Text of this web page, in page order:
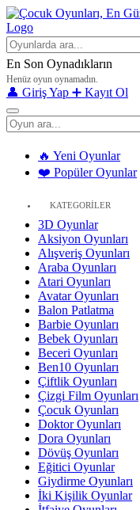
En Son Oynadıkların
Henüz oyun oynamadın.
👤 Giriş Yap ➕ Kayıt Ol
🔥 Yeni Oyunlar
❤️ Popüler Oyunlar
KATEGORİLER
3D Oyunlar
Aksiyon Oyunları
Alışveriş Oyunları
Araba Oyunları
Atari Oyunları
Avatar Oyunları
Balon Patlatma
Barbie Oyunları
Bebek Oyunları
Beceri Oyunları
Ben10 Oyunları
Çiftlik Oyunları
Çizgi Film Oyunları
Çocuk Oyunları
Doktor Oyunları
Dora Oyunları
Dövüş Oyunları
Eğitici Oyunlar
Giydirme Oyunları
İki Kişilik Oyunlar